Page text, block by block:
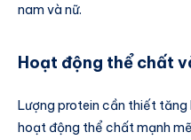
nam và nữ.
Hoạt động thể chất
Lượng protein cần thiết tăng
hoạt động thể chất mạnh